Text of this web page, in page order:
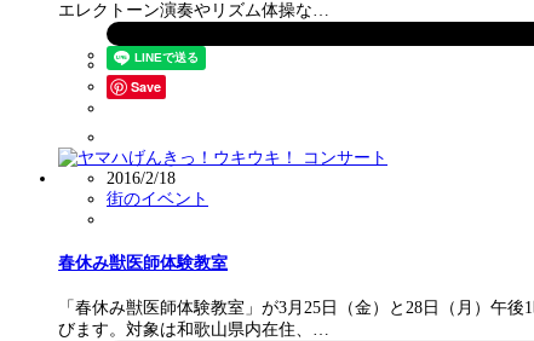
エレクトーン演奏やリズム体操な…
Save
2016/2/18
街のイベント
春休み獣医師体験教室
「春休み獣医師体験教室」が3月25日（金）と28日（月）午
びます。対象は和歌山県内在住、…